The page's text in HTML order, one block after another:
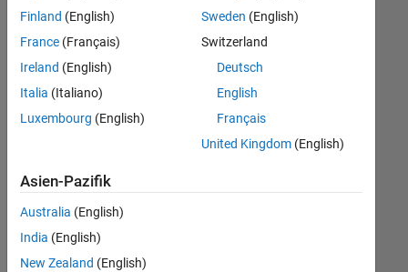
Suchkriterien
weiter
fassen
oder
alle
Stellenangebote
anzeigen .
noch
keine
offenen
Stellen
Finland (English)
France (Français)
Ireland (English)
Italia (Italiano)
Luxembourg (English)
Sweden (English)
Switzerland
Deutsch
English
Français
United Kingdom(English)
Asien-Pazifik
Australia (English)
India (English)
New Zealand (English)